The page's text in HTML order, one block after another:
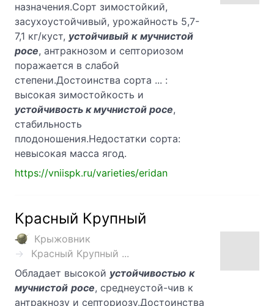
назначения.Сорт зимостойкий,
засухоустойчивый, урожайность 5,7-
7,1 кг/куст, устойчивый к мучнистой
росе, антракнозом и септориозом
поражается в слабой
степени.Достоинства сорта ... :
высокая зимостойкость и
устойчивость к мучнистой росе,
стабильность
плодоношения.Недостатки сорта:
невысокая масса ягод.
https://vniispk.ru/varieties/eridan
Красный Крупный
Крыжовник
Красный Крупный ...
Обладает высокой устойчивостью к
мучнистой росе, среднеустой-чив к
антракнозу и септориозу.Достоинства